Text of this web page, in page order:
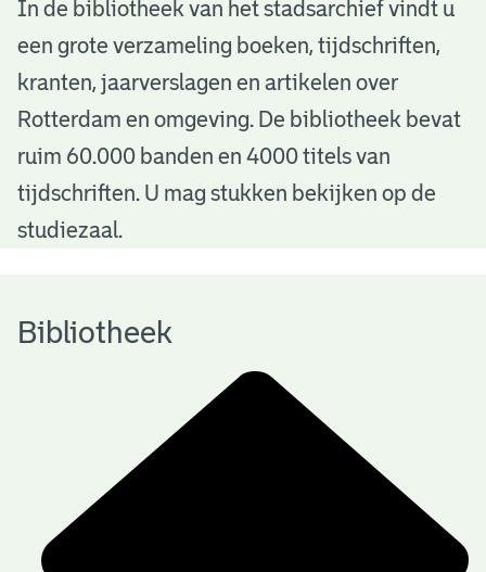
B
b
o
h
In de bibliotheek van het stadsarchief vindt u
een grote verzameling boeken, tijdschriften,
kranten, jaarverslagen en artikelen over
Rotterdam en omgeving. De bibliotheek bevat
ruim 60.000 banden en 4000 titels van
tijdschriften. U mag stukken bekijken op de
studiezaal.
Bibliotheek